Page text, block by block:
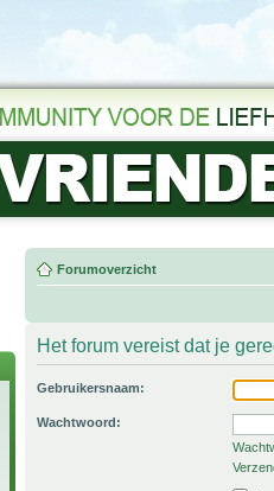
Forumoverzicht
Het forum vereist dat je
Gebruikersnaam:
Wachtwoord: